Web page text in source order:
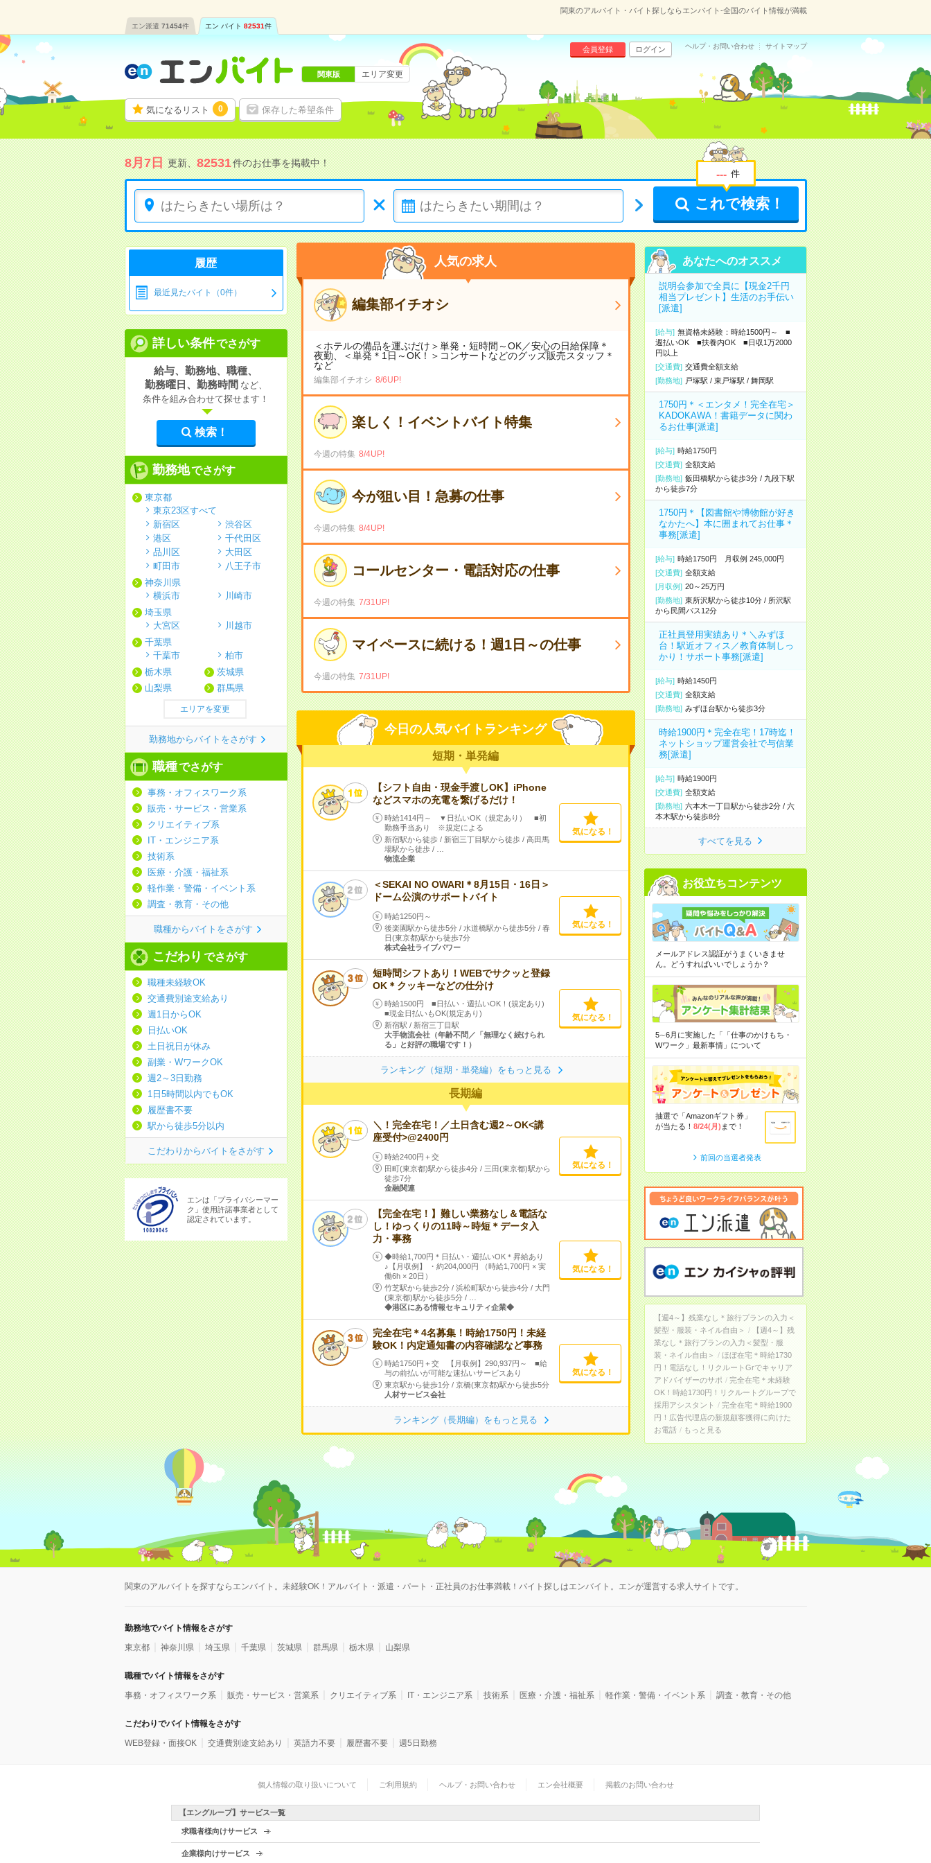
関東のアルバイト・バイト探しならエンバイト-全国のバイト情報が満載
エン派遣 71454件 エン バイト 82531件
気になるリスト 0 保存した希望条件
会員登録 ログイン ヘルプ・お問い合わせ サイトマップ
関東版 エリア変更
8月7日更新、82531件のお仕事を掲載中！
- - - 件
これで検索！
履歴
最近見たバイト（0件）
詳しい条件でさがす
給与、勤務地、職種、
勤務曜日、勤務時間 など、
条件を組み合わせて探せます！
検索！
勤務地でさがす
東京都
東京23区すべて
新宿区
渋谷区
港区
千代田区
品川区
大田区
町田市
八王子市
神奈川県
横浜市
川崎市
埼玉県
大宮区
川越市
千葉県
千葉市
柏市
栃木県
茨城県
山梨県
群馬県
エリアを変更
勤務地からバイトをさがす
職種でさがす
事務・オフィスワーク系
販売・サービス・営業系
クリエイティブ系
IT・エンジニア系
技術系
医療・介護・福祉系
軽作業・警備・イベント系
調査・教育・その他
職種からバイトをさがす
こだわり でさがす
職種未経験OK
交通費別途支給あり
週1日からOK
日払いOK
土日祝日が休み
副業・WワークOK
週2～3日勤務
1日5時間以内でもOK
履歴書不要
駅から徒歩5分以内
こだわりからバイトをさがす
エンは「プライバシーマー
ク」使用許諾事業者として
認定されています。
人気の求人
編集部イチオシ
＜ホテルの備品を運ぶだけ＞単発・短時間～OK／安心の日給保障＊
夜勤、＜単発＊1日～OK！＞コンサートなどのグッズ販売スタッフ＊
など
編集部イチオシ 8/6UP!
楽しく！イベントバイト特集
今週の特集 8/4UP!
今が狙い目！急募の仕事
今週の特集 8/4UP!
コールセンター・電話対応の仕事
今週の特集 7/31UP!
マイペースに続ける！週1日～の仕事
今週の特集 7/31UP!
今日の人気バイトランキング
短期・単発編
【シフト自由・現金手渡しOK】iPhone
などスマホの充電を繋げるだけ！
時給1414円～ ▼日払いOK（規定あり） ■初
勤務手当あり ※規定による
新宿駅から徒歩/ 新宿三丁目駅から徒歩/ 高田馬
場駅から徒歩/
物流企業
気になる！
＜SEKAI NO OWARI＊8月15日・16日＞
ドーム公演のサポートバイト
時給1250円～
後楽園駅から徒歩5分/ 水道橋駅から徒歩5分/ 春
日(東京都)駅から徒歩7分
株式会社ライブパワー
気になる！
短時間シフトあり！WEBでサクッと登録
OK＊クッキーなどの仕分け
時給1500円 ■日払い・週払いOK！(規定あり)
■現金日払いもOK(規定あり)
新宿駅 / 新宿三丁目駅
大手物流会社（年齢不問／「無理なく続けられ
る」と好評の職場です！）
気になる！
ランキング（短期・単発編）をもっと見る
長期編
＼！完全在宅！／土日含む週2～OK<講
座受付>@2400円
時給2400円＋交
田町(東京都)駅から徒歩4分/ 三田(東京都)駅から
徒歩7分
金融関連
気になる！
【完全在宅！】難しい業務なし＆電話な
し！ゆっくりの11時～時短＊データ入
力・事務
◆時給1,700円＊日払い・週払いOK＊昇給あり
♪【月収例】 ・約204,000円 （時給1,700円 × 実
働6h × 20日）
竹芝駅から徒歩2分/ 浜松町駅から徒歩4分/ 大門
(東京都)駅から徒歩5分/
◆港区にある情報セキュリティ企業◆
気になる！
完全在宅＊4名募集！時給1750円！未経
験OK！内定通知書の内容確認など事務
時給1750円＋交 【月収例】290,937円～ ■給
与の前払いが可能な速払いサービスあり
東京駅から徒歩1分/ 京橋(東京都)駅から徒歩5分
人材サービス会社
気になる！
ランキング（長期編）をもっと見る
あなたへのオススメ
説明会参加で全員に【現金2千円
相当プレゼント】生活のお手伝い
[派遣]
[給与] 無資格未経験：時給1500円～ ■
週払いOK ■扶養内OK ■日収1万2000
円以上
[交通費] 交通費全額支給
[勤務地] 戸塚駅 / 東戸塚駅 / 舞岡駅
1750円＊＜エンタメ！完全在宅＞
KADOKAWA！書籍データに関わ
るお仕事[派遣]
[給与] 時給1750円
[交通費] 全額支給
[勤務地] 飯田橋駅から徒歩3分/ 九段下駅
から徒歩7分
1750円＊【図書館や博物館が好き
なかたへ】本に囲まれてお仕事＊
事務[派遣]
[給与] 時給1750円 月収例 245,000円
[交通費] 全額支給
[月収例] 20～25万円
[勤務地] 東所沢駅から徒歩10分/ 所沢駅
から民間バス12分
正社員登用実績あり＊＼みずほ
台！駅近オフィス／教育体制しっ
かり！サポート事務[派遣]
[給与] 時給1450円
[交通費] 全額支給
[勤務地] みずほ台駅から徒歩3分
時給1900円＊完全在宅！17時迄！
ネットショップ運営会社で与信業
務[派遣]
[給与] 時給1900円
[交通費] 全額支給
[勤務地] 六本木一丁目駅から徒歩2分/ 六
本木駅から徒歩8分
すべてを見る
お役立ちコンテンツ
メールアドレス認証がうまくいきませ
ん。どうすればいいでしょうか？
5∼6月に実施した「「仕事のかけもち・
Wワーク」最新事情」について
抽選で「Amazonギフト券」
が当たる！ 8/24(月) まで！
前回の当選者発表
【週4～】残業なし＊旅行プランの入力＜
髪型・服装・ネイル自由＞
【週4～】残
業なし＊旅行プランの入力＜髪型・服
装・ネイル自由＞
ほぼ在宅＊時給1730
円！電話なし！リクルートGrでキャリア
アドバイザーのサポ
完全在宅＊未経験
OK！時給1730円！リクルートグループで
採用アシスタント
完全在宅＊時給1900
円！広告代理店の新規顧客獲得に向けた
お電話
もっと見る
関東のアルバイトを探すならエンバイト。未経験OK！アルバイト・派遣・パート・正社員のお仕事満載！バイト探しはエンバイト。エンが運営する求人サイトです。
勤務地でバイト情報をさがす
東京都
神奈川県 埼玉県 千葉県 茨城県 群馬県 栃木県 山梨県
職種でバイト情報をさがす
事務・オフィスワーク系
販売・サービス・営業系 クリエイティブ系 IT・エンジニア系 技術系 医療・介護・福祉系 軽作業・警備・イベント系 調査・教育・その他
こだわりでバイト情報をさがす
WEB登録・面接OK
交通費別途支給あり 英語力不要 履歴書不要 週5日勤務
個人情報の取り扱いについて ご利用規約 ヘルプ・お問い合わせ エン会社概要 掲載のお問い合わせ
【エングループ】サービス一覧
求職者様向けサービス
企業様向けサービス